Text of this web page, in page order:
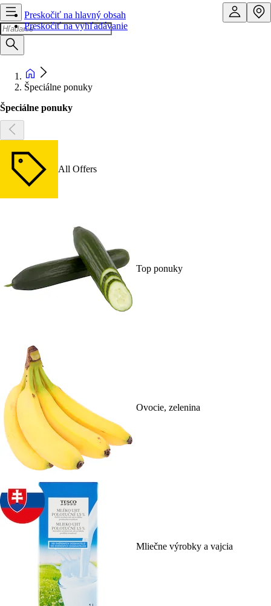
Preskočiť na hlavný obsah
Preskočiť na vyhľadávanie
Špeciálne ponuky
Špeciálne ponuky
All Offers
Top ponuky
Ovocie, zelenina
Mliečne výrobky a vajcia